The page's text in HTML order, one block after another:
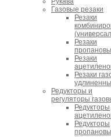
Газовые резаки
Резаки
Резаки
Резаки
Резаки
Редукторы и
регуляторы
Редукторы
Редукторы